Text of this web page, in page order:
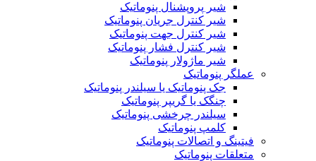
شیر پروپشنال پنوماتیک
شیر کنترل جریان پنوماتیک
شیر کنترل جهت پنوماتیک
شیر کنترل فشار پنوماتیک
شیر ماژولار پنوماتیک
عملگر پنوماتیک
جک پنوماتیک یا سیلندر پنوماتیک
چنگک یا گریپر پنوماتیک
سیلندر چرخشی پنوماتیک
کلمپ پنوماتیک
فیتینگ و اتصالات پنوماتیک
متعلقات پنوماتیک